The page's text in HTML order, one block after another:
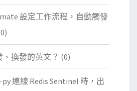
設定工作流程，自動觸發
換發的英文？ (0)
連線 Redis Sentinel 時，出